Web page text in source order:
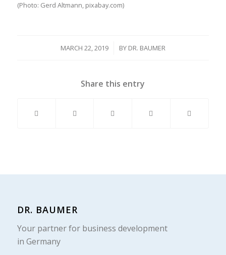
(Photo: Gerd Altmann, pixabay.com)
MARCH 22, 2019
/ BY DR. BAUMER
Share this entry
DR. BAUMER
Your partner for business development
in Germany